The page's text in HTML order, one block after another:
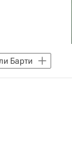
Барти